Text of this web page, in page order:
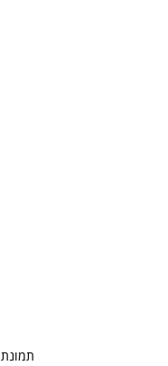
תמונת AI